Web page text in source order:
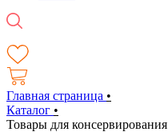
Главная страница •
Каталог •
Товары для консервирования